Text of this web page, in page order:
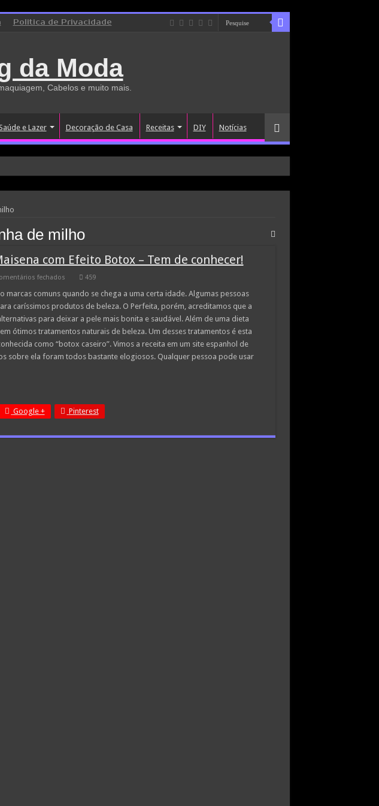
Politica de Privacidade
da Moda
Cabelos e muito mais.
e Lazer Decoração de Casa Receitas DIY Notícias
de milho
com Efeito Botox – Tem de conhecer!
fechadosem
Facial
de
Maisena
com
Efeito
Botox
Tem
de
459
marcas comuns quando se chega a uma certa idade. Algumas pessoas
caríssimos produtos de beleza. O Perfeita, porém, acreditamos que a
para deixar a pele mais bonita e saudável. Além de uma dieta
ótimos tratamentos naturais de beleza. Um desses tratamentos é esta
como “botox caseiro”. Vimos a receita em um site espanhol de
sobre ela foram todos bastante elogiosos. Qualquer pessoa pode usar
Google + Pinterest